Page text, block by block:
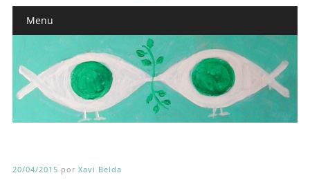
Main menu
Menu
20/04/2015 por Xavi Belda